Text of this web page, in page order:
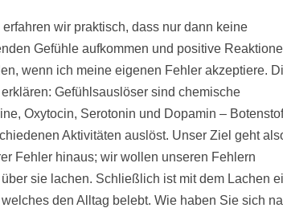
wir praktisch, dass nur dann keine
Gefühle aufkommen und positive
wenn ich meine eigenen Fehler akzeptiere.
Gefühlsauslöser sind chemische
Oxytocin, Serotonin und Dopamin –
Aktivitäten auslöst. Unser Ziel geht
Fehler hinaus; wir wollen unseren Fehlern
sie lachen. Schließlich ist mit dem Lachen
den Alltag belebt. Wie haben Sie sich